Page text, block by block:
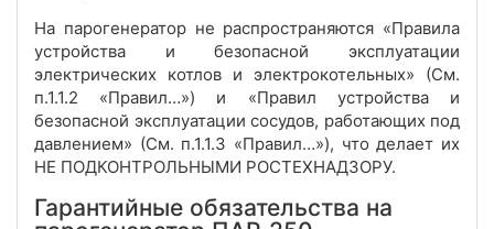
На парогенератор не распространяются «Правила
устройства и безопасной эксплуатации
электрических котлов и электрокотельных» (См.
п.1.1.2 «Правил…») и «Правил устройства и
безопасной эксплуатации сосудов, работающих под
давлением» (См. п.1.1.3 «Правил…»), что делает их
НЕ ПОДКОНТРОЛЬНЫМИ РОСТЕХНАДЗОРУ.
Гарантийные обязательства на